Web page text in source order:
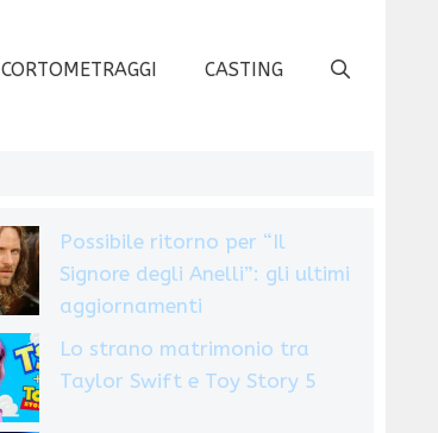
CORTOMETRAGGI CASTING
Possibile ritorno per “Il
Signore degli Anelli”: gli ultimi
aggiornamenti
Lo strano matrimonio tra
Taylor Swift e Toy Story 5